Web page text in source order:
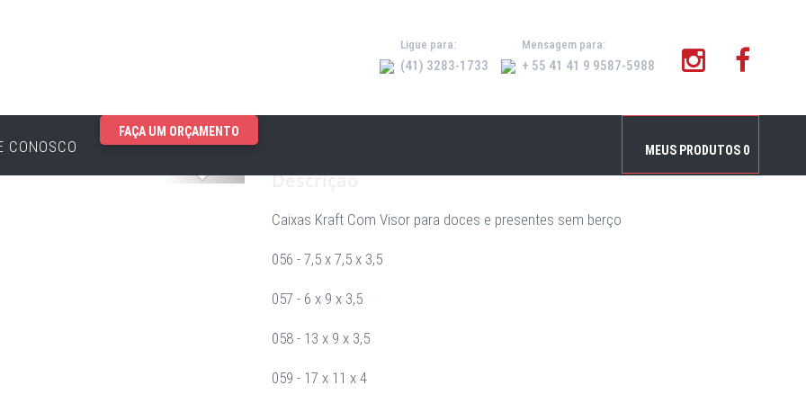
Ligue para:
(41) 3283-1733
Mensagem para:
+ 55 41 41 9 9587-5988
CONOSCO
FAÇA UM ORÇAMENTO
MEUS PRODUTOS 0
Inicial Caixas Kraft Com Visor
Proximo Descrição
Caixas Kraft Com Visor para doces e presentes sem berço
056 - 7,5 x 7,5 x 3,5
057 - 6 x 9 x 3,5
058 - 13 x 9 x 3,5
059 - 17 x 11 x 4